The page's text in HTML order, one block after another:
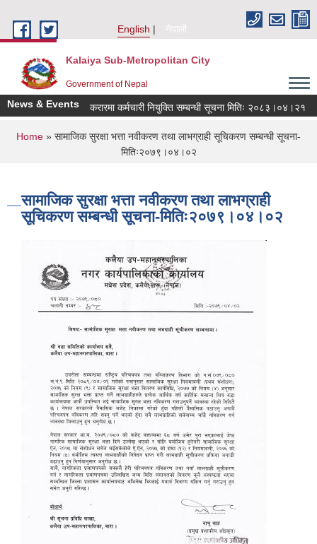
English
नेपाली
Kalaiya Sub-Metropolitan City
Government of Nepal
News & Events करारमा कर्मचारी नियुक्ति सम्बन्धी सूचना मितिः २०८३।०४।२१
You are here
Home » सामाजिक सुरक्षा भत्ता नवीकरण तथा लाभग्राही सूचिकरण सम्बन्धी सूचना-
मितिः२०७९।०४।०२
सामाजिक सुरक्षा भत्ता नवीकरण तथा लाभग्राही
सूचिकरण सम्बन्धी सूचना-मितिः२०७९।०४।०२